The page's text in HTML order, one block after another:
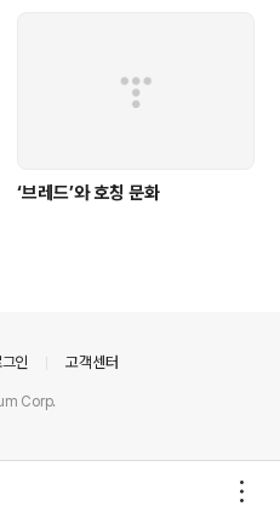
‘브레드’와 호칭 문화
인 고객센터
Corp.